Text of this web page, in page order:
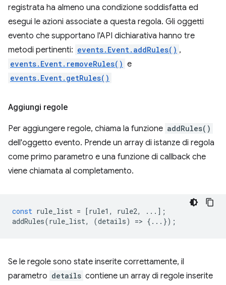
registrata ha almeno una condizione soddisfatta ed
esegui le azioni associate a questa regola. Gli oggetti
evento che supportano l'API dichiarativa hanno tre
metodi pertinenti: events.Event.addRules() ,
events.Event.removeRules() e
events.Event.getRules()
Aggiungi regole
Per aggiungere regole, chiama la funzione addRules()
dell'oggetto evento. Prende un array di istanze di regola
come primo parametro e una funzione di callback che
viene chiamata al completamento.
const rule_list = [rule1 , rule2,
...];
addRules(rule_list, (details) => {...});
Se le regole sono state inserite correttamente, il
parametro details contiene un array di regole inserite